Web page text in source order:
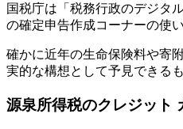
国税庁は「税務行政のデジタ
の確定申告作成コーナーの使
確かに近年の生命保険料や寄
実的な構想として予見できる
源泉所得税のクレジット